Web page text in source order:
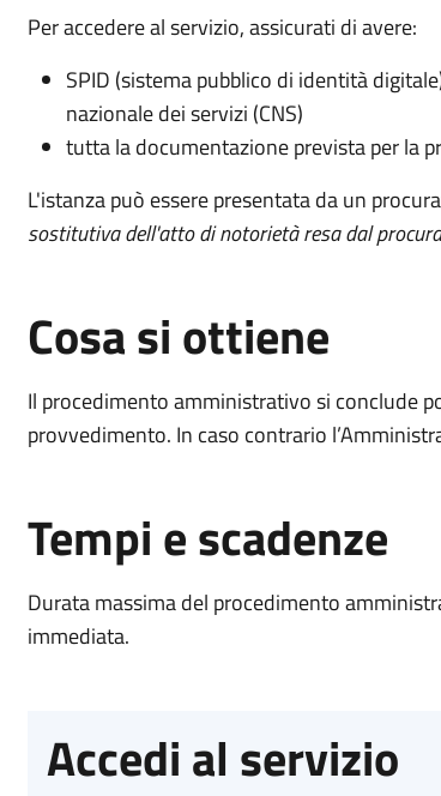
Per accedere al servizio, assicurati di avere:
SPID (sistema pubblico di identità
nazionale dei servizi (CNS)
tutta la documentazione prevista per la
L'istanza può essere presentata da un
sostitutiva dell'atto di notorietà resa dal
Cosa si ottiene
Il procedimento amministrativo si conclude
provvedimento. In caso contrario
Tempi e scadenze
Durata massima del procedimento
immediata.
Accedi al servizio